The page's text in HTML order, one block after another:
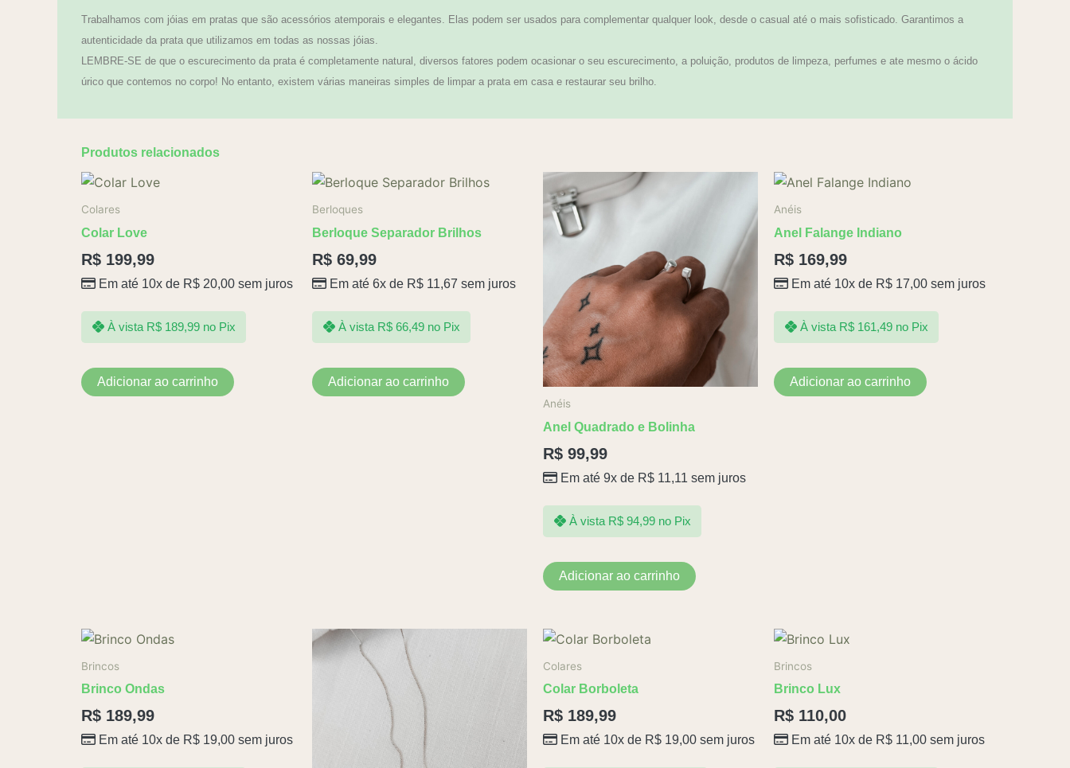
Trabalhamos com jóias em pratas que são acessórios atemporais e elegantes. Elas podem ser usados para complementar qualquer look, desde o casual até o mais sofisticado. Garantimos a
autenticidade da prata que utilizamos em todas as nossas jóias.
LEMBRE-SE de que o escurecimento da prata é completamente natural, diversos fatores podem ocasionar o seu escurecimento, a poluição, produtos de limpeza, perfumes e ate mesmo o ácido
úrico que contemos no corpo! No entanto, existem várias maneiras simples de limpar a prata em casa e restaurar seu brilho.
Produtos relacionados
Colares
Colar Love
R$ 199,99
Em até 10x de R$ 20,00 sem juros
À vista R$189,99 no Pix
Adicionar ao carrinho
Berloques
Berloque Separador Brilhos
R$ 69,99
Em até 6x de R$ 11,67 sem juros
À vista R$66,49 no Pix
Adicionar ao carrinho
Anéis
Anel Quadrado e Bolinha
R$ 99,99
Em até 9x de R$ 11,11 sem juros
À vista R$94,99 no Pix
Adicionar ao carrinho
Anéis
Anel Falange Indiano
R$ 169,99
Em até 10x de R$ 17,00 sem juros
À vista R$161,49 no Pix
Adicionar ao carrinho
Brincos
Brinco Ondas
R$ 189,99
Em até 10x de R$ 19,00 sem juros
Colares
Colar Borboleta
R$ 189,99
Em até 10x de R$ 19,00 sem juros
Brincos
Brinco Lux
R$ 110,00
Em até 10x de R$ 11,00 sem juros